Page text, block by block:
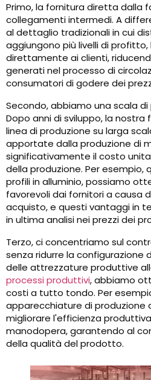
Primo, la fornitura diretta dalla
collegamenti intermedi. A
al dettaglio tradizionali in cui
aggiungono più livelli di
direttamente ai clienti,
generati nel processo di
consumatori di godere dei
Secondo, abbiamo una scala
Dopo anni di sviluppo, la
linea di produzione su larga
apportate dalla produzione di
significativamente il costo
della produzione. Per esempio,
profili in alluminio, possiamo
favorevoli dai fornitori a causa
acquisto, e questi vantaggi in
in ultima analisi nei prezzi dei
Terzo, ci concentriamo sul
senza ridurre la configurazione
delle attrezzature produttive
processi produttivi, abbiamo
costi a tutto tondo. Per
apparecchiature di
migliorare l'efficienza
manodopera, garantendo al
della qualità del prodotto.